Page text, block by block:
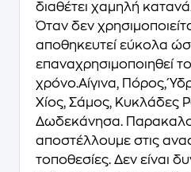
διαθέτει χαμηλή
Όταν δεν
αποθηκευτεί εύκολα
επαναχρησιμοποιηθεί
χρόνο.Αίγινα, Πόρος,
Χίος, Σάμος, Κυκλάδες
Δωδεκάνησα.
αποστέλλουμε στις
τοποθεσίες. Δεν είναι